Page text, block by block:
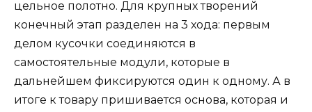
цельное полотно. Для крупных творений
конечный этап разделен на 3 хода: первым
делом кусочки соединяются в
самостоятельные модули, которые в
дальнейшем фиксируются один к одному. А в
итоге к товару пришивается основа, которая и